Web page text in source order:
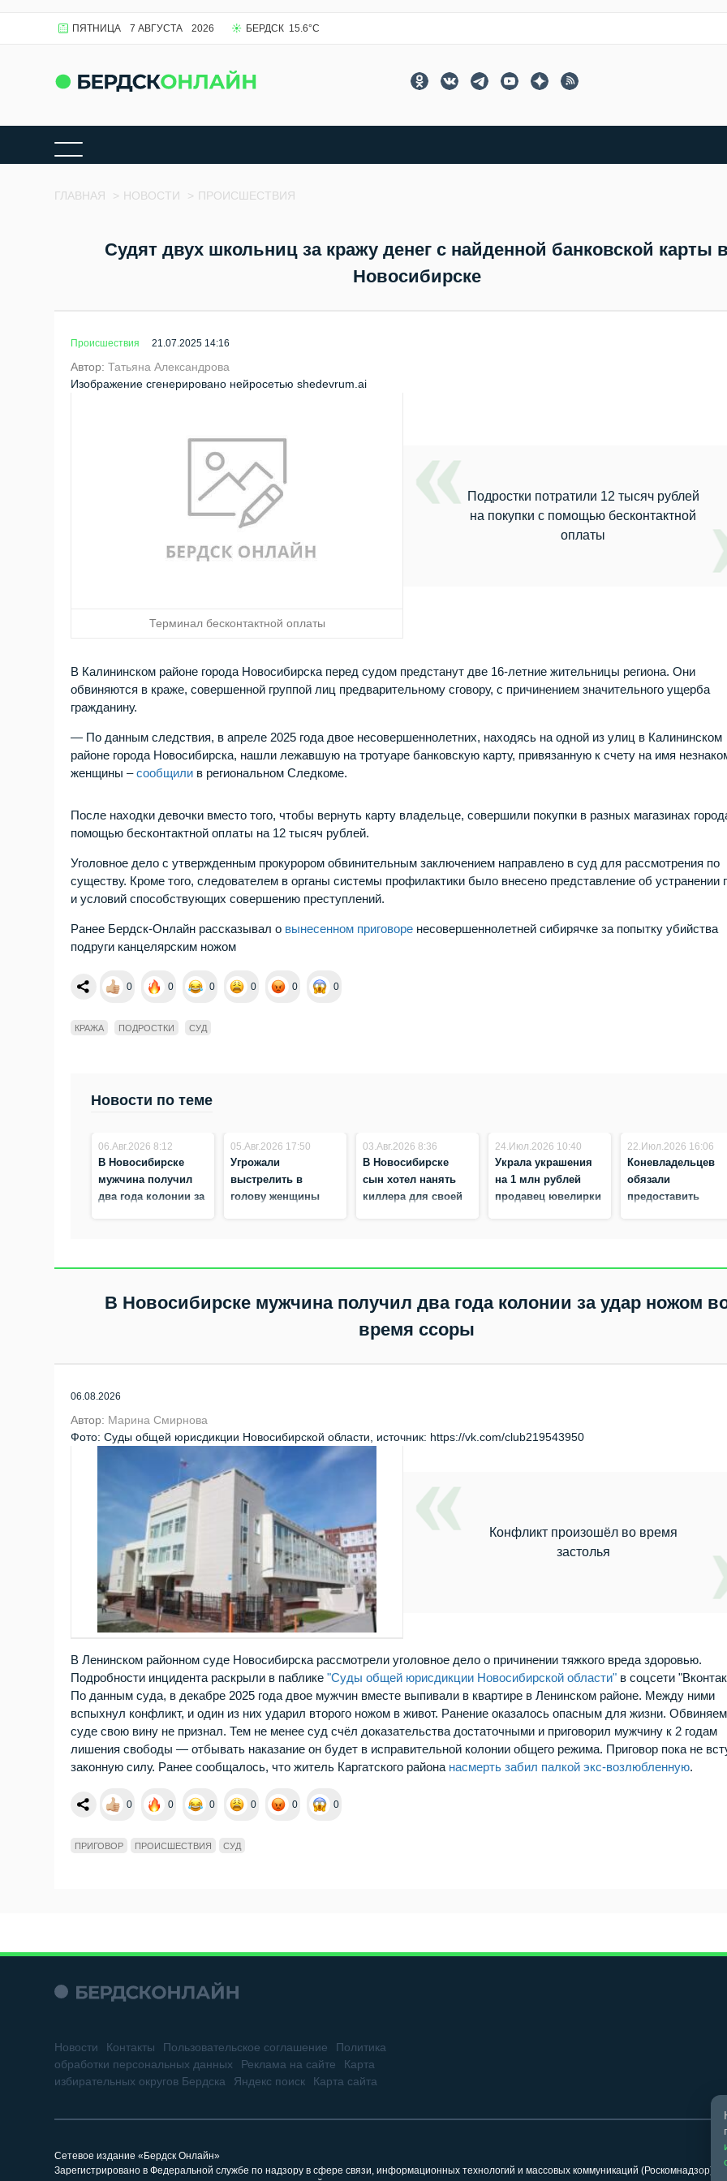
ПЯТНИЦА 7 АВГУСТА 2026 БЕРДСК 15.6°C
ГЛАВНАЯ > НОВОСТИ > ПРОИСШЕСТВИЯ
Судят двух школьниц за кражу денег с найденной банковской карты в
Новосибирске
Происшествия 21.07.2025 14:16
Автор:Татьяна Александрова
Изображение сгенерировано нейросетью shedevrum.ai
Терминал бесконтактной оплаты
Подростки потратили 12 тысяч рублей
на покупки с помощью бесконтактной
оплаты
В Калининском районе города Новосибирска перед судом предстанут две 16-летние жительницы региона. Они
обвиняются в краже, совершенной группой лиц предварительному сговору, с причинением значительного ущерба
гражданину.
— По данным следствия, в апреле 2025 года двое несовершеннолетних, находясь на одной из улиц в Калининском
районе города Новосибирска, нашли лежавшую на тротуаре банковскую карту, привязанную к счету на имя
женщины –сообщили в региональном Следкоме.
После находки девочки вместо того, чтобы вернуть карту владельце, совершили покупки в разных магазинах
помощью бесконтактной оплаты на 12 тысяч рублей.
Уголовное дело с утвержденным прокурором обвинительным заключением направлено в суд для рассмотрения по
существу. Кроме того, следователем в органы системы профилактики было внесено представление об устранении
и условий способствующих совершению преступлений.
Ранее Бердск-Онлайн рассказывал о вынесенном приговоре несовершеннолетней сибирячке за попытку убийства
подруги канцелярским ножом
0 0 0 0 0 0
КРАЖА ПОДРОСТКИ СУД
Новости по теме
06.Авг.2026 8:12
В Новосибирске
мужчина получил
два года колонии за
05.Авг.2026 17:50
Угрожали
выстрелить в
голову женщины
03.Авг.2026 8:36
В Новосибирске
сын хотел нанять
киллера для своей
24.Июл.2026 10:40
Украла украшения
на 1 млн рублей
продавец ювелирки
22.Июл.2026 16:06
Коневладельцев
обязали
предоставить
области
В Новосибирске мужчина получил два года колонии за удар ножом
время ссоры
06.08.2026
Автор: Марина Смирнова
Фото: Суды общей юрисдикции Новосибирской области, источник: https://vk.com/club219543950
Конфликт произошёл во время
застолья
В Ленинском районном суде Новосибирска рассмотрели уголовное дело о причинении тяжкого вреда здоровью.
Подробности инцидента раскрыли в паблике"Суды общей юрисдикции Новосибирской области" в соцсети
По данным суда, в декабре 2025 года двое мужчин вместе выпивали в квартире в Ленинском районе. Между ними
вспыхнул конфликт, и один из них ударил второго ножом в живот. Ранение оказалось опасным для жизни.
суде свою вину не признал. Тем не менее суд счёл доказательства достаточными и приговорил мужчину к 2 годам
лишения свободы — отбывать наказание он будет в исправительной колонии общего режима. Приговор пока не
законную силу. Ранее сообщалось, что житель Каргатского района насмерть забил палкой экс-возлюбленную.
0 0 0 0 0 0
ПРИГОВОР ПРОИСШЕСТВИЯ СУД
Новости Контакты Пользовательское соглашение
Политика
обработки персональных данных
Реклама на сайте
Карта
избирательных округов Бердска
Яндекс поиск Карта сайта
Сетевое издание «Бердск Онлайн»
Зарегистрировано в Федеральной службе по надзору в сфере связи, информационных технологий и массовых коммуникаций